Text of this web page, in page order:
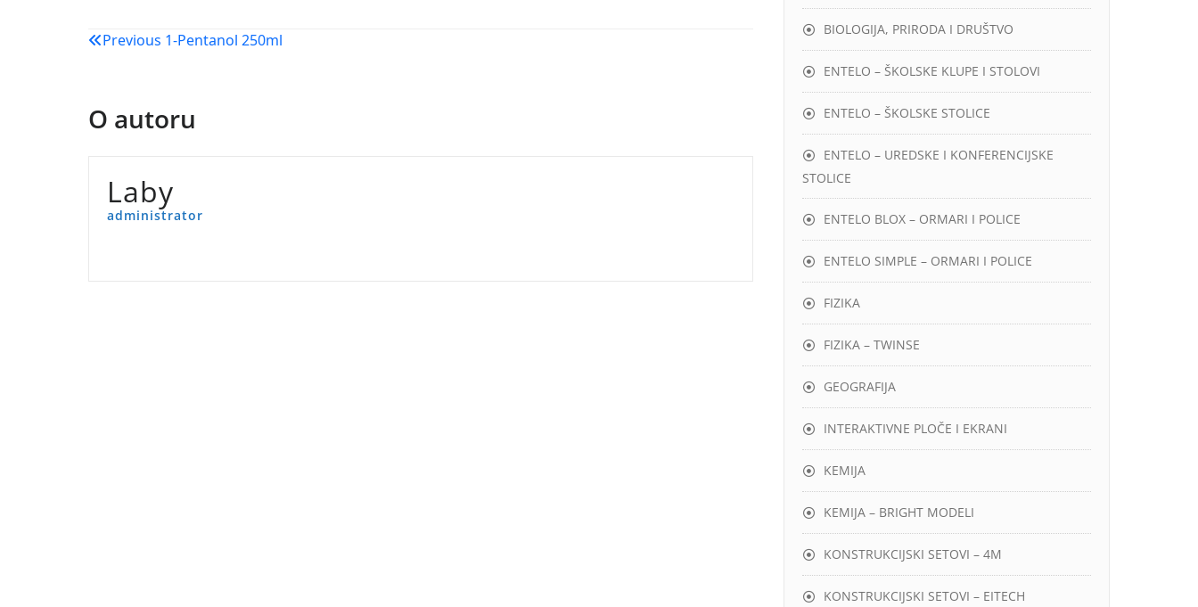
Navigacija
Previous 1-Pentanol 250ml
O autoru
Laby
administrator
BIOLOGIJA, PRIRODA I DRUŠTVO
ENTELO – ŠKOLSKE KLUPE I STOLOVI
ENTELO – ŠKOLSKE STOLICE
ENTELO – UREDSKE I KONFERENCIJSKE
STOLICE
ENTELO BLOX – ORMARI I POLICE
ENTELO SIMPLE – ORMARI I POLICE
FIZIKA
FIZIKA – TWINSE
GEOGRAFIJA
INTERAKTIVNE PLOČE I EKRANI
KEMIJA
KEMIJA – BRIGHT MODELI
KONSTRUKCIJSKI SETOVI – 4M
KONSTRUKCIJSKI SETOVI – EITECH